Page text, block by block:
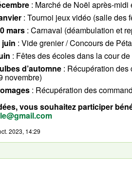
: Marché de Noël après-midi
: Tournoi jeux vidéo (salle des
mars: Carnaval (déambulation et
juin : Vide grenier / Concours de
: Fêtes des écoles dans la cour de
d’automne: Récupération des
novembre)
: Récupération des
vous souhaitez participer
2023, 14:29